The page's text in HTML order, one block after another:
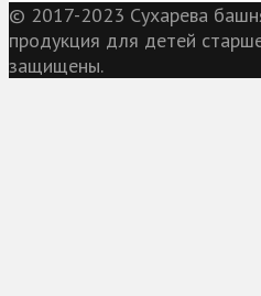
© 2017-2023 Сухарева
продукция для детей
защищены.